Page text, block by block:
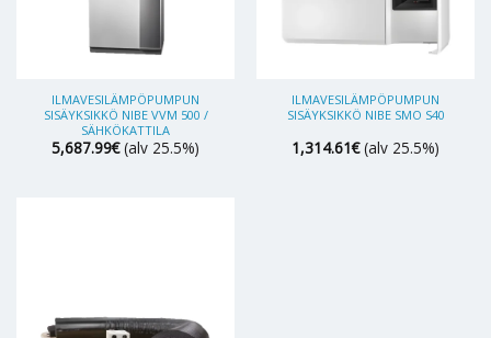
ILMAVESILÄMPÖPUMPUN
SISÄYKSIKKÖ NIBE VVM 500 /
SÄHKÖKATTILA
5,687.99€ (alv 25.5%)
ILMAVESILÄMPÖPUMPUN
SISÄYKSIKKÖ NIBE SMO S40
1,314.61€ (alv 25.5%)